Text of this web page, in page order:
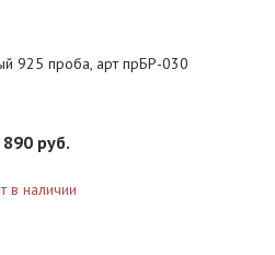
925 проба, арт прБР-030
890 руб.
в наличии